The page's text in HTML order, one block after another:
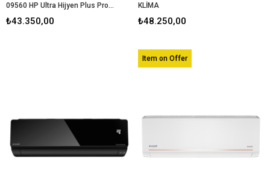
09560 HP Ultra Hijyen Plus Prosmart Inverter Split Klima
₺43.350,00
KLİMA
₺48.250,00
Item on Offer